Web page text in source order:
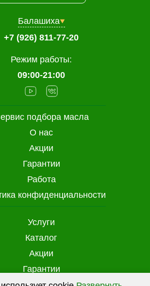
Услуги
Каталог
Акции
Гарантии
подбора масла
О нас
Акции
Гарантии
Работа
конфиденциальности
Балашиха
+7 (926) 811-77-20
Режим работы:
09:00-21:00